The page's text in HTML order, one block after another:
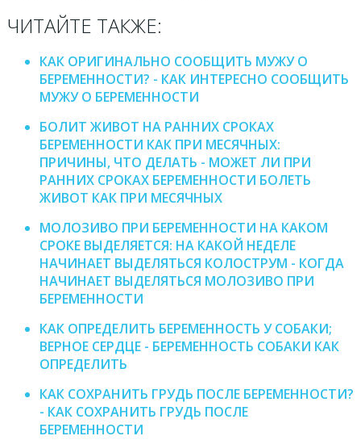
ЧИТАЙТЕ ТАКЖЕ:
КАК ОРИГИНАЛЬНО СООБЩИТЬ МУЖУ О
БЕРЕМЕННОСТИ? - КАК ИНТЕРЕСНО СООБЩИТЬ
МУЖУ О БЕРЕМЕННОСТИ
БОЛИТ ЖИВОТ НА РАННИХ СРОКАХ
БЕРЕМЕННОСТИ КАК ПРИ МЕСЯЧНЫХ:
ПРИЧИНЫ, ЧТО ДЕЛАТЬ - МОЖЕТ ЛИ ПРИ
РАННИХ СРОКАХ БЕРЕМЕННОСТИ БОЛЕТЬ
ЖИВОТ КАК ПРИ МЕСЯЧНЫХ
МОЛОЗИВО ПРИ БЕРЕМЕННОСТИ НА КАКОМ
СРОКЕ ВЫДЕЛЯЕТСЯ: НА КАКОЙ НЕДЕЛЕ
НАЧИНАЕТ ВЫДЕЛЯТЬСЯ КОЛОСТРУМ - КОГДА
НАЧИНАЕТ ВЫДЕЛЯТЬСЯ МОЛОЗИВО ПРИ
БЕРЕМЕННОСТИ
КАК ОПРЕДЕЛИТЬ БЕРЕМЕННОСТЬ У СОБАКИ;
ВЕРНОЕ СЕРДЦЕ - БЕРЕМЕННОСТЬ СОБАКИ КАК
ОПРЕДЕЛИТЬ
КАК СОХРАНИТЬ ГРУДЬ ПОСЛЕ БЕРЕМЕННОСТИ?
- КАК СОХРАНИТЬ ГРУДЬ ПОСЛЕ
БЕРЕМЕННОСТИ